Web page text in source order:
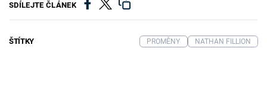
SDÍLEJTE ČLÁNEK
ŠTÍTKY PROMĚNY NATHAN FILLION